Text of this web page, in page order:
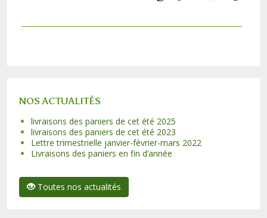
NOS ACTUALITÉS
livraisons des paniers de cet été 2025
livraisons des paniers de cet été 2023
Lettre trimestrielle janvier-février-mars 2022
Livraisons des paniers en fin d’année
Toutes nos actualités